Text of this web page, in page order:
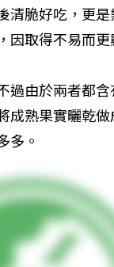
清脆好吃，更
因取得不易而更
過由於兩者都
成熟果實曬乾
多。